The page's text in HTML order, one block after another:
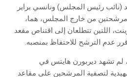
رئيس المجلس) ونانسي براير
مرشحتين من خارج المجلس، هما،
اللتين تتطلعان إلى اقتناص مقعد
عدم الترشح للاحتفاظ بمنصبه.
لم تشهد ديربورن هايتس في
لتصفية المرشحين على مقاعد